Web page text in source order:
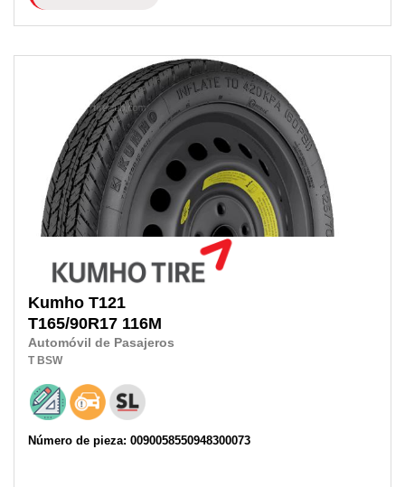
Kumho T121
T165/90R17 116M
Automóvil de Pasajeros
T BSW
Número de pieza: 0090058550948300073